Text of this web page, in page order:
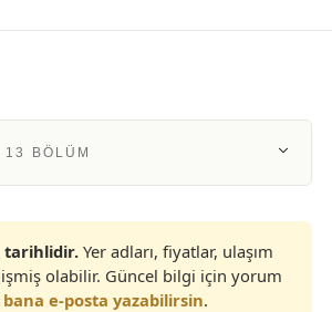
BÖLÜM
tarihlidir. Yer adları, fiyatlar, ulaşım
olabilir. Güncel bilgi için yorum
bana e-posta yazabilirsin.